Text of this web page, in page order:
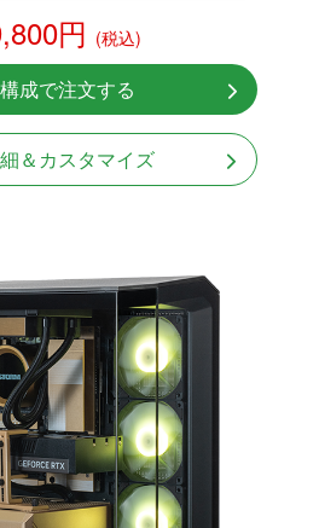
5060Ti 8GB
NVMeSSD 1TB
Bluetooth対応
GOLD 電源
円 (税込)
成で注文する
＆カスタマイズ